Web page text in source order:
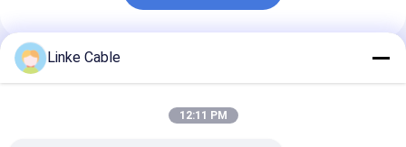
Polecane Produkty
Linke Cable
12:11 PM